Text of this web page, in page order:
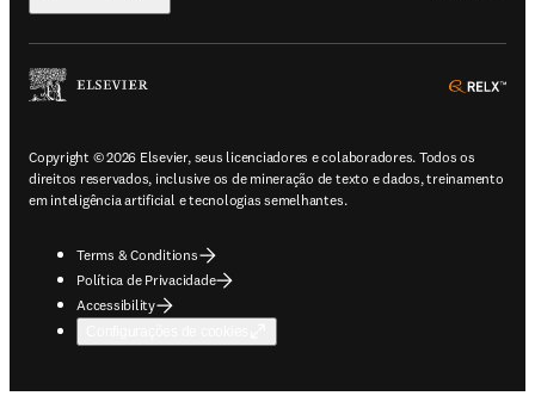
Copyright © 2026 Elsevier, seus licenciadores e colaboradores. Todos os
direitos reservados, inclusive os de mineração de texto e dados, treinamento
em inteligência artificial e tecnologias semelhantes.
Terms & Conditions
Política de Privacidade
Accessibility